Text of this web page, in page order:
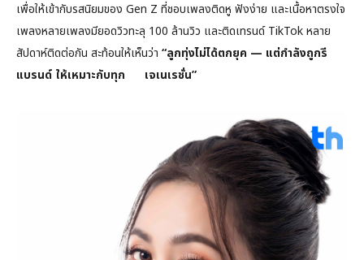
เพื่อให้เข้ากับรสนิยมของ Gen Z ที่ชอบเพลงติดหู ฟังง่าย และเนื้อหาตรงใจ
เพลงหลายเพลงมียอดวิวทะลุ 100 ล้านวิว และติดเทรนด์ TikTok หลาย
สัปดาห์ติดต่อกัน สะท้อนให้เห็นว่า “ลูกทุ่งไม่ได้ตกยุค — แต่กำลังถูกรี
แบรนด์ ให้เหมาะกับทุก เจเนเรชั่น”